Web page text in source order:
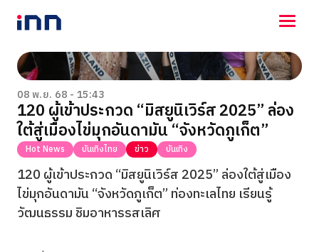
NEWS
ENTERTAINMENT
LIFESTYLE
HOROSCOPE
LOTTERY
VIDEO
ร่วมด้วยช่วยกัน
08 พ.ย. 68 - 15:43
120 ผู้เข้าประกวด “มิสยูนิเวิร์ส 2025” ล่อง
ใต้สู่เมืองไข่มุกอันดามัน “จังหวัดภูเก็ต”
Hot News บันเทิงไทย ข่าว บันเทิง
120 ผู้เข้าประกวด “มิสยูนิเวิร์ส 2025” ล่องใต้สู่เมือง
ไข่มุกอันดามัน “จังหวัดภูเก็ต” ท่องทะเลไทย เรียนรู้
วัฒนธรรม ชิมอาหารรสเลิศ